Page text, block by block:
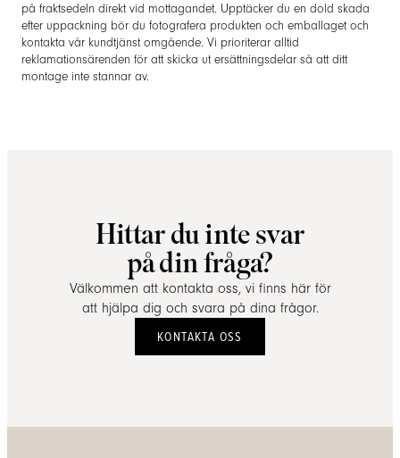
på fraktsedeln direkt vid mottagandet. Upptäcker du en dold skada
efter uppackning bör du fotografera produkten och emballaget och
kontakta vår kundtjänst omgående. Vi prioriterar alltid
reklamationsärenden för att skicka ut ersättningsdelar så att ditt
montage inte stannar av.
Hittar du inte svar
på din fråga?
Välkommen att kontakta oss, vi finns här för
att hjälpa dig och svara på dina frågor.
KONTAKTA OSS